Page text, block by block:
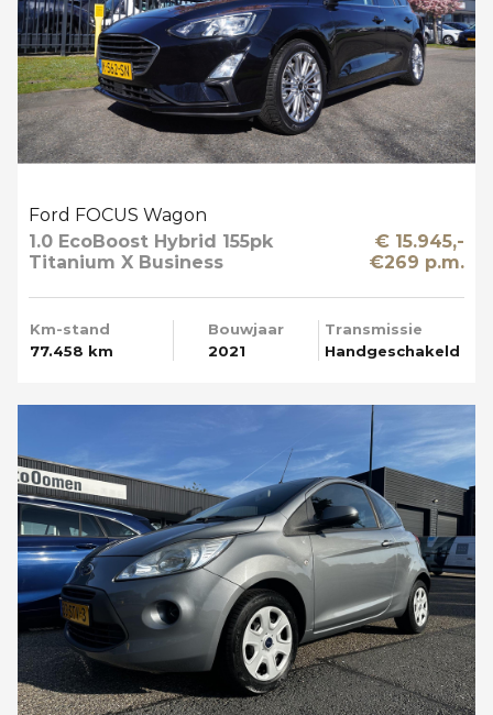
Ford FOCUS Wagon
1.0 EcoBoost Hybrid 155pk
Titanium X Business
€ 15.945,-
€269 p.m.
Km-stand
77.458 km
Bouwjaar
2021
Transmissie
Handgeschakeld